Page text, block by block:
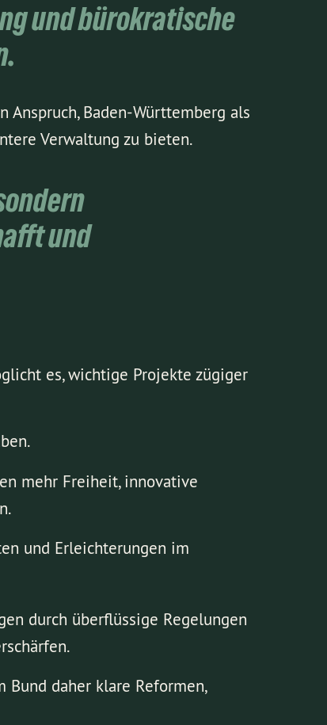
und bürokratische
Baden-Württemberg als
Verwaltung zu bieten.
und
es, wichtige Projekte zügiger
mehr Freiheit, innovative
und Erleichterungen im
durch überflüssige Regelungen
daher klare Reformen,